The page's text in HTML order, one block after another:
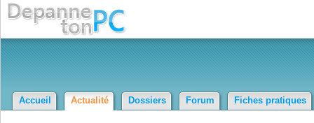
Accueil Actualité Dossiers Forum Fiches pratiques